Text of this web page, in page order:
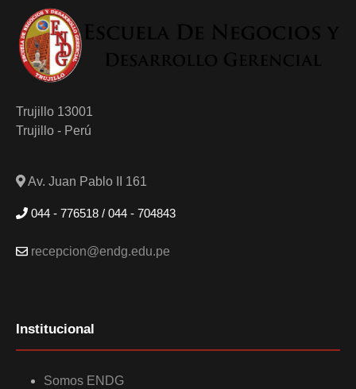
Trujillo 13001
Trujillo - Perú
Av. Juan Pablo II 161
044 - 776518 / 044 - 704843
recepcion@endg.edu.pe
Institucional
Somos ENDG